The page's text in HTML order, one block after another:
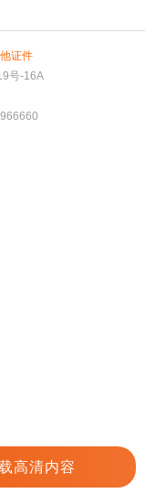
高清内容
证件
号-16A